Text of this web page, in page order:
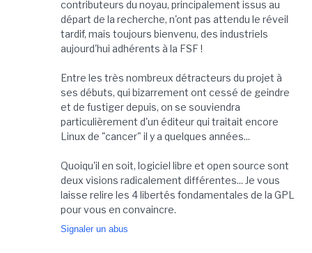
contributeurs du noyau, principalement issus au
départ de la recherche, n'ont pas attendu le réveil
tardif, mais toujours bienvenu, des industriels
aujourd'hui adhérents à la FSF !
Entre les très nombreux détracteurs du projet à
ses débuts, qui bizarrement ont cessé de geindre
et de fustiger depuis, on se souviendra
particulièrement d'un éditeur qui traitait encore
Linux de "cancer" il y a quelques années...
Quoiqu'il en soit, logiciel libre et open source sont
deux visions radicalement différentes... Je vous
laisse relire les 4 libertés fondamentales de la GPL
pour vous en convaincre.
Signaler un abus